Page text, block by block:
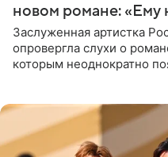
новом романе: «Ему
Заслуженная артистка
опровергла слухи о
которым неоднократно